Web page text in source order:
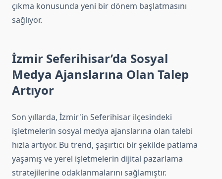
çıkma konusunda yeni bir dönem başlatmasını
sağlıyor.
İzmir Seferihisar’da Sosyal
Medya Ajanslarına Olan Talep
Artıyor
Son yıllarda, İzmir'in Seferihisar ilçesindeki
işletmelerin sosyal medya ajanslarına olan talebi
hızla artıyor. Bu trend, şaşırtıcı bir şekilde patlama
yaşamış ve yerel işletmelerin dijital pazarlama
stratejilerine odaklanmalarını sağlamıştır.